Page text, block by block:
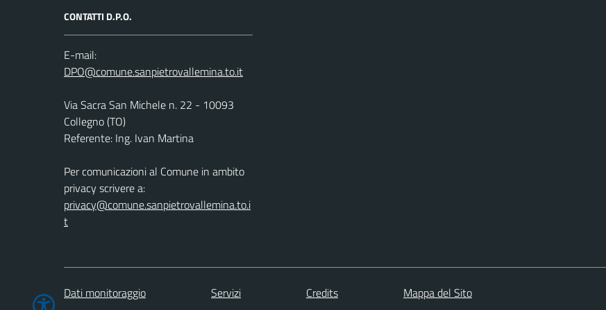
CONTATTI D.P.O.
E-mail:
Via Sacra San Michele n. 22 - 10093
Collegno (TO)
Referente: Ing. Ivan Martina
Per comunicazioni al Comune in ambito
privacy scrivere a:
privacy@comune.sanpietrovallemina.to.i
t
Dati monitoraggio Servizi Credits Mappa del Sito